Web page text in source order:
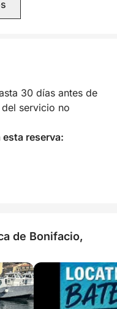
combustible no
de alto
a tu propio ritmo.
inolvidables
a través de
y
este
30 días antes de
servicio no
reserva:
de Bonifacio,